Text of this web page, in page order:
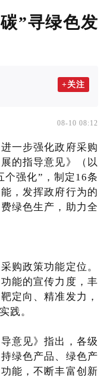
”寻绿色发
+关注
08-10 08:12
一步强化政府采购
的指导意见》（以
个强化”，制定16条
，发挥政府行为的
绿色生产，助力全
购政策功能定位。
能的宣传力度，丰
定向、精准发力，
践。
意见》指出，各级
绿色产品、绿色产
能，不断丰富创新